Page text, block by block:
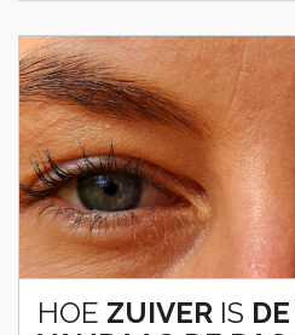
HOE ZUIVER IS DE